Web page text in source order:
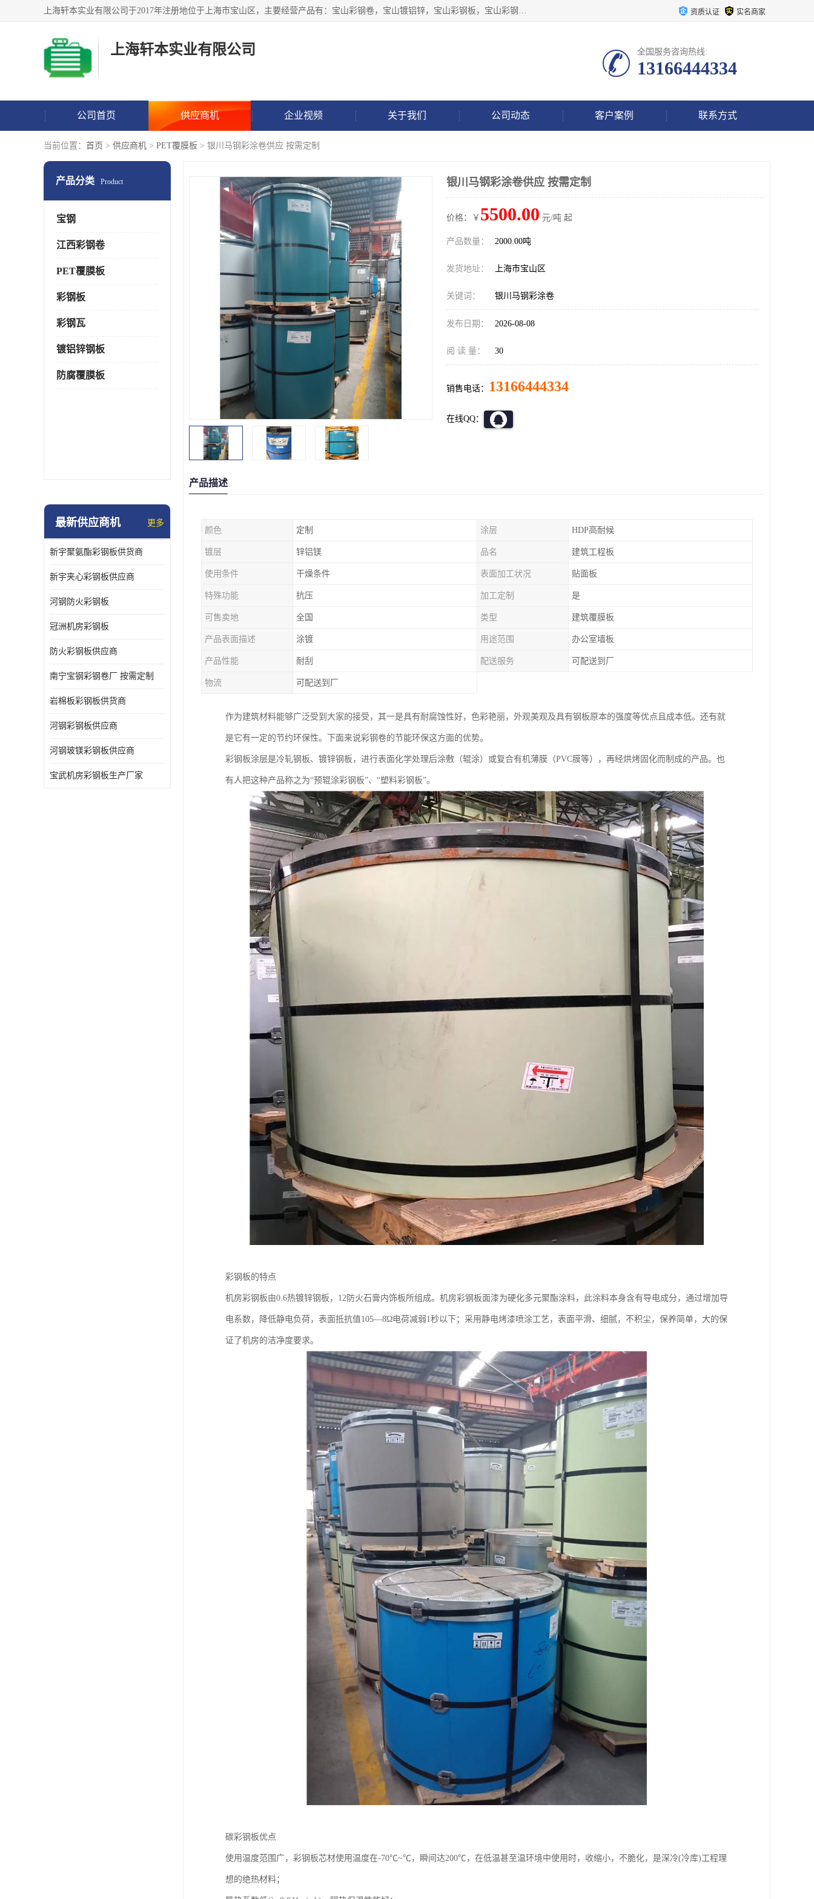
上海轩本实业有限公司于2017年注册地位于上海市宝山区，主要经营产品有：宝山彩钢卷，宝山镀铝锌，宝山彩钢板，宝山彩钢瓦等产品的生产和销售。 资质认证 实名商家
上海轩本实业有限公司 全国服务咨询热线:
13166444334
公司首页 供应商机 企业视频 关于我们 公司动态 客户案例 联系方式
当前位置： 首页 > 供应商机 > PET覆膜板 > 银川马钢彩涂卷供应 按需定制
产品分类 Product
宝钢
江西彩钢卷
PET覆膜板
彩钢板
彩钢瓦
镀铝锌钢板
防腐覆膜板
最新供应商机 更多
新宇聚氨酯彩钢板供货商
新宇夹心彩钢板供应商
河钢防火彩钢板
冠洲机房彩钢板
防火彩钢板供应商
南宁宝钢彩钢卷厂 按需定制
岩棉板彩钢板供货商
河钢彩钢板供应商
河钢玻镁彩钢板供应商
宝武机房彩钢板生产厂家
银川马钢彩涂卷供应 按需定制
价格：￥ 5500.00 元/吨 起
产品数量： 2000.00吨
发货地址： 上海市宝山区
关键词： 银川马钢彩涂卷
发布日期： 2026-08-08
阅 读 量： 30
销售电话： 13166444334
在线QQ：
产品描述
颜色 定制 涂层 HDP高耐候
镀层 锌铝镁 品名 建筑工程板
使用条件 干燥条件 表面加工状况 贴面板
特殊功能 抗压 加工定制 是
可售卖地 全国 类型 建筑覆膜板
产品表面描述 涂镀 用途范围 办公室墙板
产品性能 耐刮 配送服务 可配送到厂
物流 可配送到厂
作为建筑材料能够广泛受到大家的接受，其一是具有耐腐蚀性好，色彩艳丽，外观美观及具有钢板原本的强度等优点且成本低。还有就
是它有一定的节约环保性。下面来说彩钢卷的节能环保这方面的优势。
彩钢板涂层是冷轧钢板、镀锌钢板，进行表面化学处理后涂敷（辊涂）或复合有机薄膜（PVC膜等），再经烘烤固化而制成的产品。也
有人把这种产品称之为“预辊涂彩钢板”、“塑料彩钢板”。
彩钢板的特点
机房彩钢板由0.6热镀锌钢板，12防火石膏内饰板所组成。机房彩钢板面漆为硬化多元聚酯涂料，此涂料本身含有导电成分，通过增加导
电系数，降低静电负荷，表面抵抗值105—8Ώ电荷减弱1秒以下；采用静电烤漆喷涂工艺，表面平滑、细腻，不积尘，保养简单，大的保
证了机房的洁净度要求。
碳彩钢板优点
使用温度范围广，彩钢板芯材使用温度在-70℃~℃，瞬间达200℃，在低温甚至温环境中使用时，收缩小，不脆化，是深冷(冷库)工程理
想的绝热材料；